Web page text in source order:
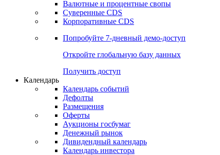
Валютные и процентные свопы
Суверенные CDS
Корпоративные CDS
Попробуйте 7-дневный демо-доступ
Откройте глобальную базу данных
Получить доступ
Календарь
Календарь событий
Дефолты
Размещения
Оферты
Аукционы госбумаг
Денежный рынок
Дивидендный календарь
Календарь инвестора